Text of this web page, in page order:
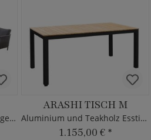
Sofa-Set mit Tisch und Loungesesseln
ARASHI TISCH M
Aluminium und Teakholz Esstisch
1.155,00 € *